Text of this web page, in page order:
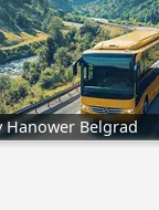
Hanower Belgrad